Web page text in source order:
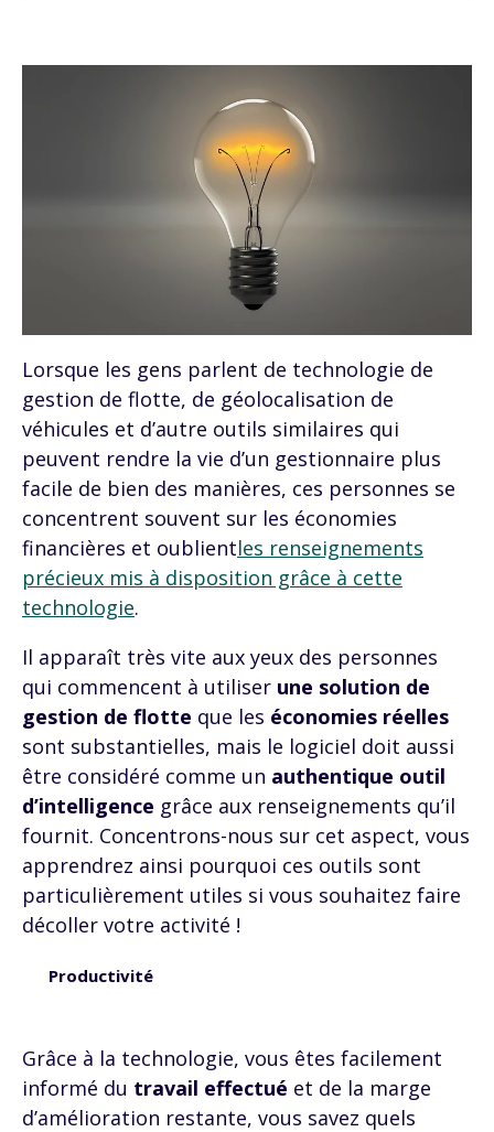
Lorsque les gens parlent de technologie de
gestion de flotte, de géolocalisation de
véhicules et d’autre outils similaires qui
peuvent rendre la vie d’un gestionnaire plus
facile de bien des manières, ces personnes se
concentrent souvent sur les économies
financières et oublientles renseignements
précieux mis à disposition grâce à cette
technologie.
Il apparaît très vite aux yeux des personnes
qui commencent à utiliser une solution de
gestion de flotte que les économies réelles
sont substantielles, mais le logiciel doit aussi
être considéré comme un authentique outil
d’intelligence grâce aux renseignements qu’il
fournit. Concentrons-nous sur cet aspect, vous
apprendrez ainsi pourquoi ces outils sont
particulièrement utiles si vous souhaitez faire
décoller votre activité !
Productivité
Grâce à la technologie, vous êtes facilement
informé du travail effectué et de la marge
d’amélioration restante, vous savez quels